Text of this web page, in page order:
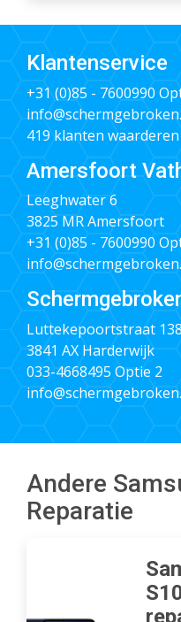
Klantenservice
+31 (0)85 - 7600990
419 klanten
Amersfoort
Leeghwater 6
3825 MR Amersfoort
+31 (0)85 - 7600990
Luttekepoortstraat
3841 AX Harderwijk
033-4668495 Optie 2
Andere
Reparatie